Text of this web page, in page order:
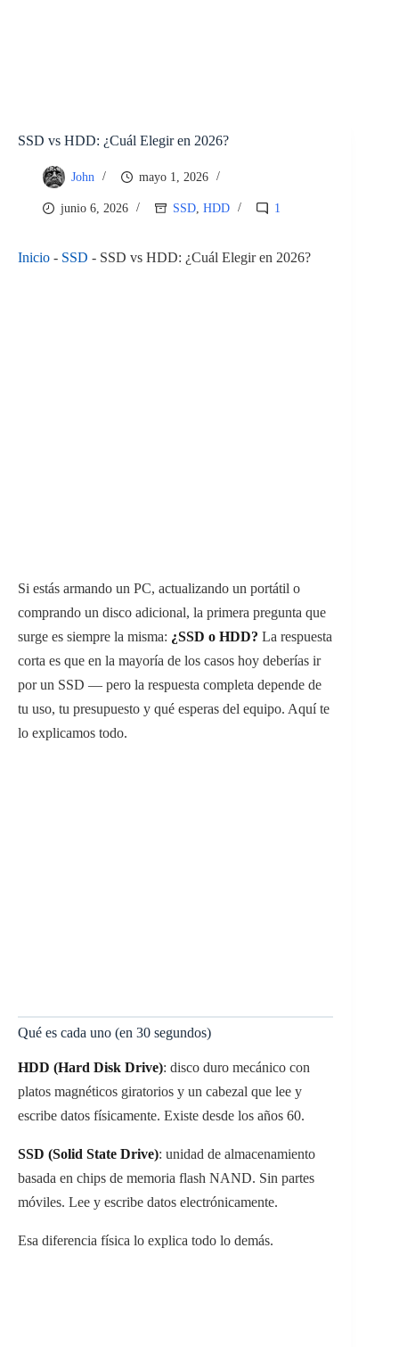
SSD vs HDD: ¿Cuál Elegir en 2026?
John mayo 1, 2026
junio 6, 2026 SSD, HDD 1
Inicio - SSD - SSD vs HDD: ¿Cuál Elegir en 2026?
Si estás armando un PC, actualizando un portátil o
comprando un disco adicional, la primera pregunta que
surge es siempre la misma: ¿SSD o HDD? La respuesta
corta es que en la mayoría de los casos hoy deberías ir
por un SSD — pero la respuesta completa depende de
tu uso, tu presupuesto y qué esperas del equipo. Aquí te
lo explicamos todo.
Qué es cada uno (en 30 segundos)
HDD (Hard Disk Drive): disco duro mecánico con
platos magnéticos giratorios y un cabezal que lee y
escribe datos físicamente. Existe desde los años 60.
SSD (Solid State Drive): unidad de almacenamiento
basada en chips de memoria flash NAND. Sin partes
móviles. Lee y escribe datos electrónicamente.
Esa diferencia física lo explica todo lo demás.